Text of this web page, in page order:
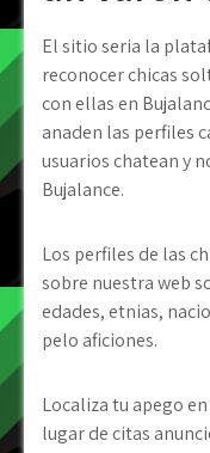
El sitio seri­a la
reconocer chicas
con ellas en
anaden las perfiles
usuarios chatean y
Bujalance.
Los perfiles de las
sobre nuestra web
edades, etnias,
pelo aficiones.
Localiza tu apego
lugar de citas